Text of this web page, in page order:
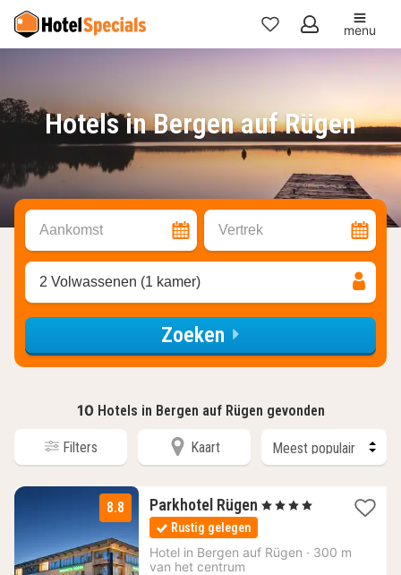
Mijn
menu
Hotels in Bergen auf Rügen
Aankomst Vertrek
2 Volwassenen (1 kamer)
Zoeken
10 Hotels in Bergen auf Rügen gevonden
Filters Kaart
8.8 Parkhotel Rügen 3
110,67
, 4 Sterren
Rustig gelegen
Hotel in Bergen auf Rügen · 300 m
van het centrum